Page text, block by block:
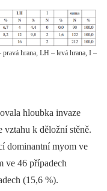
hrana, LH – levá hrana, I –
hloubka invaze
k děložní stěně.
dominantní myom ve
ve 46 případech
(15,6 %).